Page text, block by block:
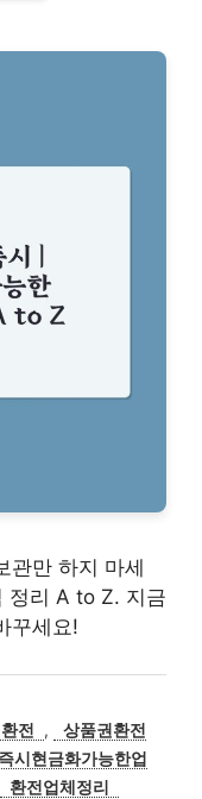
만 하지 마세
정리 A to Z. 지금
꾸세요!
전 ,
상품권환전
즉시현금화가능한업
환전업체정리